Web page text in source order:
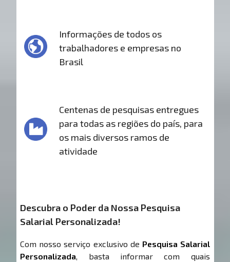
Informações de todos os
trabalhadores e empresas no
Brasil
Centenas de pesquisas entregues
para todas as regiões do país, para
os mais diversos ramos de
atividade
Descubra o Poder da Nossa Pesquisa
Salarial Personalizada!
Com nosso serviço exclusivo de Pesquisa Salarial
Personalizada, basta informar com quais